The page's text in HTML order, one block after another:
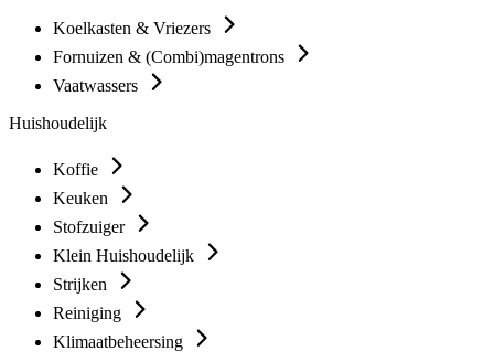
Koelkasten & Vriezers
Fornuizen & (Combi)magentrons
Vaatwassers
Huishoudelijk
Koffie
Keuken
Stofzuiger
Klein Huishoudelijk
Strijken
Reiniging
Klimaatbeheersing